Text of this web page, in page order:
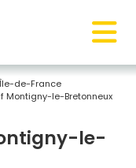
de-France
Montigny-le-Bretonneux
le-